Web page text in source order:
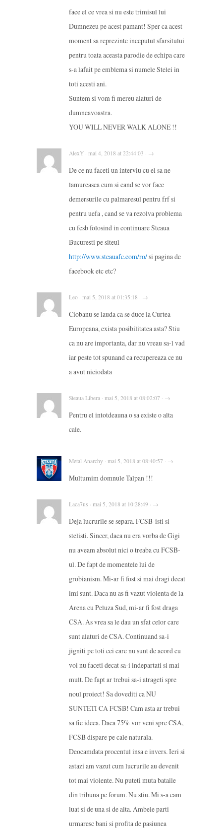
face el ce vrea si nu este trimisul lui
Dumnezeu pe acest pamant! Sper ca acest
moment sa reprezinte inceputul sfarsitului
pentru toata aceasta parodie de echipa care
s-a lafait pe emblema si numele Stelei in
toti acesti ani.
Suntem si vom fi mereu alaturi de
dumneavoastra.
YOU WILL NEVER WALK ALONE !!
AlexY · mai 4, 2018 at 22:44:03 · →
De ce nu faceti un interviu cu el sa ne
lamureasca cum si cand se vor face
demersurile cu palmaresul pentru frf si
pentru uefa , cand se va rezolva problema
cu fcsb folosind in continuare Steaua
Bucuresti pe siteul
http://www.steauafc.com/ro/si pagina de
facebook etc etc?
Leo · mai 5, 2018 at 01:35:18 · →
Ciobanu se lauda ca se duce la Curtea
Europeana, exista posibilitatea asta? Stiu
ca nu are importanta, dar nu vreau sa-l vad
iar peste tot spunand ca recupereaza ce nu
a avut niciodata
Steaua Libera · mai 5, 2018 at 08:02:07 · →
Pentru el intotdeauna o sa existe o alta
cale.
Metal Anarchy · mai 5, 2018 at 08:40:57 · →
Multumim domnule Talpan !!!
Laca7us · mai 5, 2018 at 10:28:49 · →
Deja lucrurile se separa. FCSB-isti si
stelisti. Sincer, daca nu era vorba de Gigi
nu aveam absolut nici o treaba cu FCSB-
ul. De fapt de momentele lui de
grobianism. Mi-ar fi fost si mai dragi decat
imi sunt. Daca nu as fi vazut violenta de la
Arena cu Peluza Sud, mi-ar fi fost draga
CSA. As vrea sa le dau un sfat celor care
sunt alaturi de CSA. Continuand sa-i
jigniti pe toti cei care nu sunt de acord cu
voi nu faceti decat sa-i indepartati si mai
mult. De fapt ar trebui sa-i atrageti spre
noul proiect! Sa dovediti ca NU
SUNTETI CA FCSB! Cam asta ar trebui
sa fie ideea. Daca 75% vor veni spre CSA,
FCSB dispare pe cale naturala.
Deocamdata procentul insa e invers. Ieri si
astazi am vazut cum lucrurile au devenit
tot mai violente. Nu puteti muta bataile
din tribuna pe forum. Nu stiu. Mi s-a cam
luat si de una si de alta. Ambele parti
urmaresc bani si profita de pasiunea